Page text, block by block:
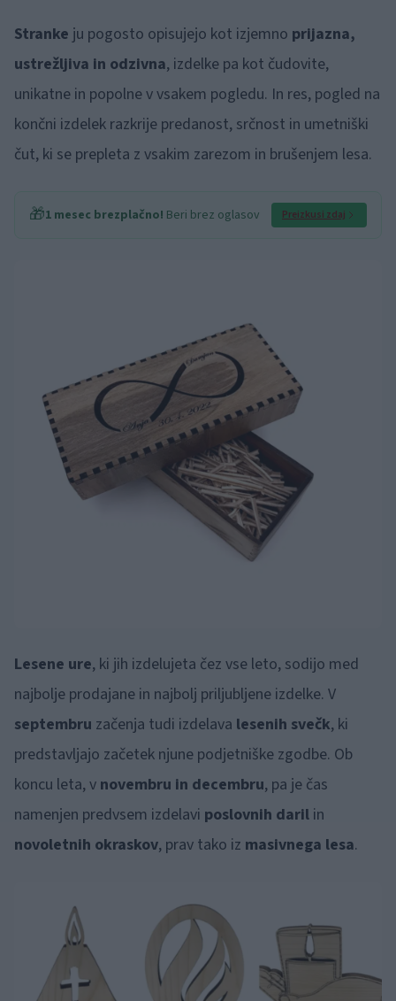
Stranke ju pogosto opisujejo kot izjemno prijazna,
ustrežljiva in odzivna, izdelke pa kot čudovite,
unikatne in popolne v vsakem pogledu. In res, pogled na
končni izdelek razkrije predanost, srčnost in umetniški
čut, ki se prepleta z vsakim zarezom in brušenjem lesa.
🎁1 mesec brezplačno! Beri brez oglasov Preizkusi zdaj
Lesene ure, ki jih izdelujeta čez vse leto, sodijo med
najbolje prodajane in najbolj priljubljene izdelke. V
septembru začenja tudi izdelava lesenih svečk, ki
predstavljajo začetek njune podjetniške zgodbe. Ob
koncu leta, v novembru in decembru, pa je čas
namenjen predvsem izdelavi poslovnih daril in
novoletnih okraskov, prav tako iz masivnega lesa.